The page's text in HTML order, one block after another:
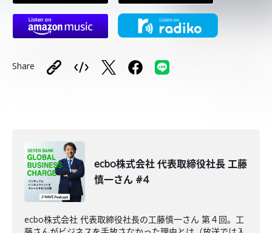
Share
ecbo株式会社 代表取締役社長 工藤
慎一さん #4
ecbo株式会社 代表取締役社長の工藤慎一さん 第４回。工